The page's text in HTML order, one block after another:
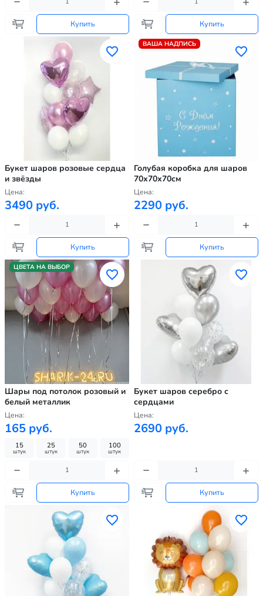
Купить Купить
Букет шаров розовые сердца
и звёзды
Цена:
3490 руб.
Купить
ВАША НАДПИСЬ
Голубая коробка для шаров
70х70х70см
Цена:
2290 руб.
Купить
ЦВЕТА НА ВЫБОР
Шары под потолок розовый и
белый металлик
Цена:
165 руб.
15
штук
25
штук
50
штук
100
штук
Купить
Букет шаров серебро с
сердцами
Цена:
2690 руб.
Купить